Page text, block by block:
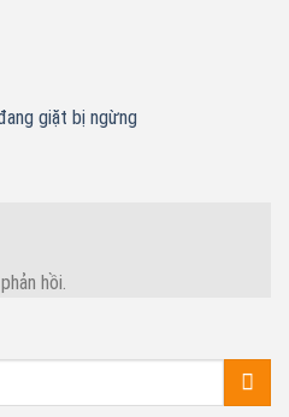
giặt bị ngừng
hồi.